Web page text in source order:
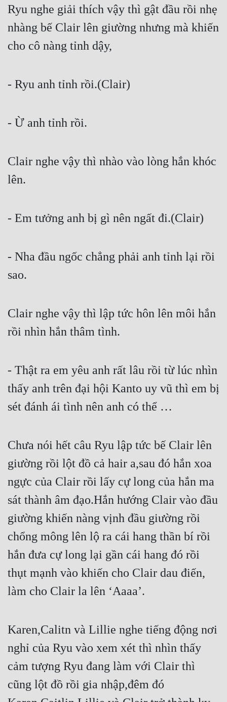
Ryu nghe giải thích vậy thì gật đầu rồi nhẹ
nhàng bế Clair lên giường nhưng mà khiến
cho cô nàng tỉnh dậy,
- Ryu anh tỉnh rồi.(Clair)
- Ừ anh tỉnh rồi.
Clair nghe vậy thì nhào vào lòng hắn khóc
lên.
- Em tưởng anh bị gì nên ngất đi.(Clair)
- Nha đầu ngốc chẳng phải anh tỉnh lại rồi
sao.
Clair nghe vậy thì lập tức hôn lên môi hắn
rồi nhìn hắn thâm tình.
- Thật ra em yêu anh rất lâu rồi từ lúc nhìn
thấy anh trên đại hội Kanto uy vũ thì em bị
sét đánh ái tình nên anh có thể …
Chưa nói hết câu Ryu lập tức bế Clair lên
giường rồi lột đồ cả hair a,sau đó hắn xoa
ngực của Clair rồi lấy cự long của hắn ma
sát thành âm đạo.Hắn hướng Clair vào đầu
giường khiến nàng vịnh đầu giường rồi
chổng mông lên lộ ra cái hang thần bí rồi
hắn đưa cự long lại gần cái hang đó rồi
thụt mạnh vào khiến cho Clair dau điến,
làm cho Clair la lên ‘Aaaa’.
Karen,Calitn và Lillie nghe tiếng động nơi
nghỉ của Ryu vào xem xét thì nhìn thấy
cảm tượng Ryu đang làm với Clair thì
cũng lột đồ rồi gia nhập,đêm đó